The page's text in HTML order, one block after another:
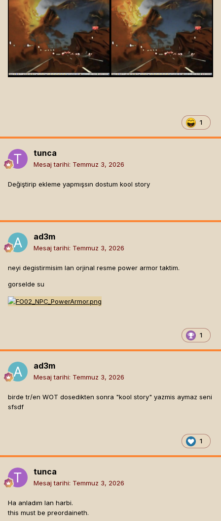
1
tunca
Mesaj tarihi: Temmuz 3, 2026
Değiştirip ekleme yapmışsın dostum kool story
ad3m
Mesaj tarihi: Temmuz 3, 2026
neyi degistirmisim lan orjinal resme power armor taktim.
gorselde su
1
ad3m
Mesaj tarihi: Temmuz 3, 2026
birde tr/en WOT dosedikten sonra "kool story" yazmis aymaz seni
sfsdf
1
tunca
Mesaj tarihi: Temmuz 3, 2026
Ha anladım lan harbi.
this must be preordaineth.